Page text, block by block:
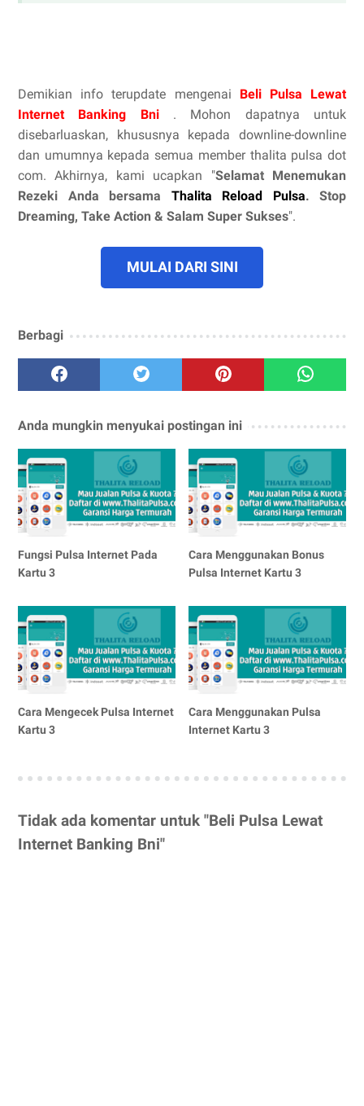
Demikian info terupdate mengenai Beli Pulsa Lewat
Internet Banking Bni . Mohon dapatnya untuk
disebarluaskan, khususnya kepada downline-downline
dan umumnya kepada semua member thalita pulsa dot
com. Akhirnya, kami ucapkan "Selamat Menemukan
Rezeki Anda bersama Thalita Reload Pulsa. Stop
Dreaming, Take Action & Salam Super Sukses".
MULAI DARI SINI
Berbagi
Anda mungkin menyukai postingan ini
Fungsi Pulsa Internet Pada
Kartu 3
Cara Menggunakan Bonus
Pulsa Internet Kartu 3
Cara Mengecek Pulsa Internet
Kartu 3
Cara Menggunakan Pulsa
Internet Kartu 3
Tidak ada komentar untuk "Beli Pulsa Lewat
Internet Banking Bni"